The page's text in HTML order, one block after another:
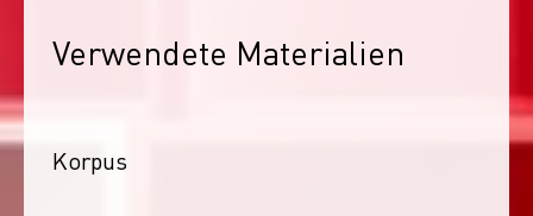
Verwendete Materialien
Korpus